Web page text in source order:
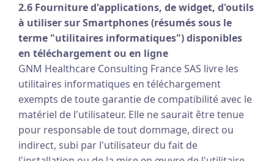
2.6 Fourniture d'applications, de widget, d'outils
à utiliser sur Smartphones (résumés sous le
terme "utilitaires informatiques") disponibles
en téléchargement ou en ligne
GNM Healthcare Consulting France SAS livre les
utilitaires informatiques en téléchargement
exempts de toute garantie de compatibilité avec le
matériel de l'utilisateur. Elle ne saurait être tenue
pour responsable de tout dommage, direct ou
indirect, subi par l'utilisateur du fait de